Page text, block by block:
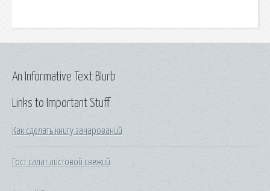
Links to Important Stuff
Как сделать книгу зачарований
Гост салат листовой свежий
An Informative Text Blurb